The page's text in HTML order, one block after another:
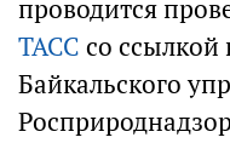
проводится
ТАСС со ссылкой
Байкальского